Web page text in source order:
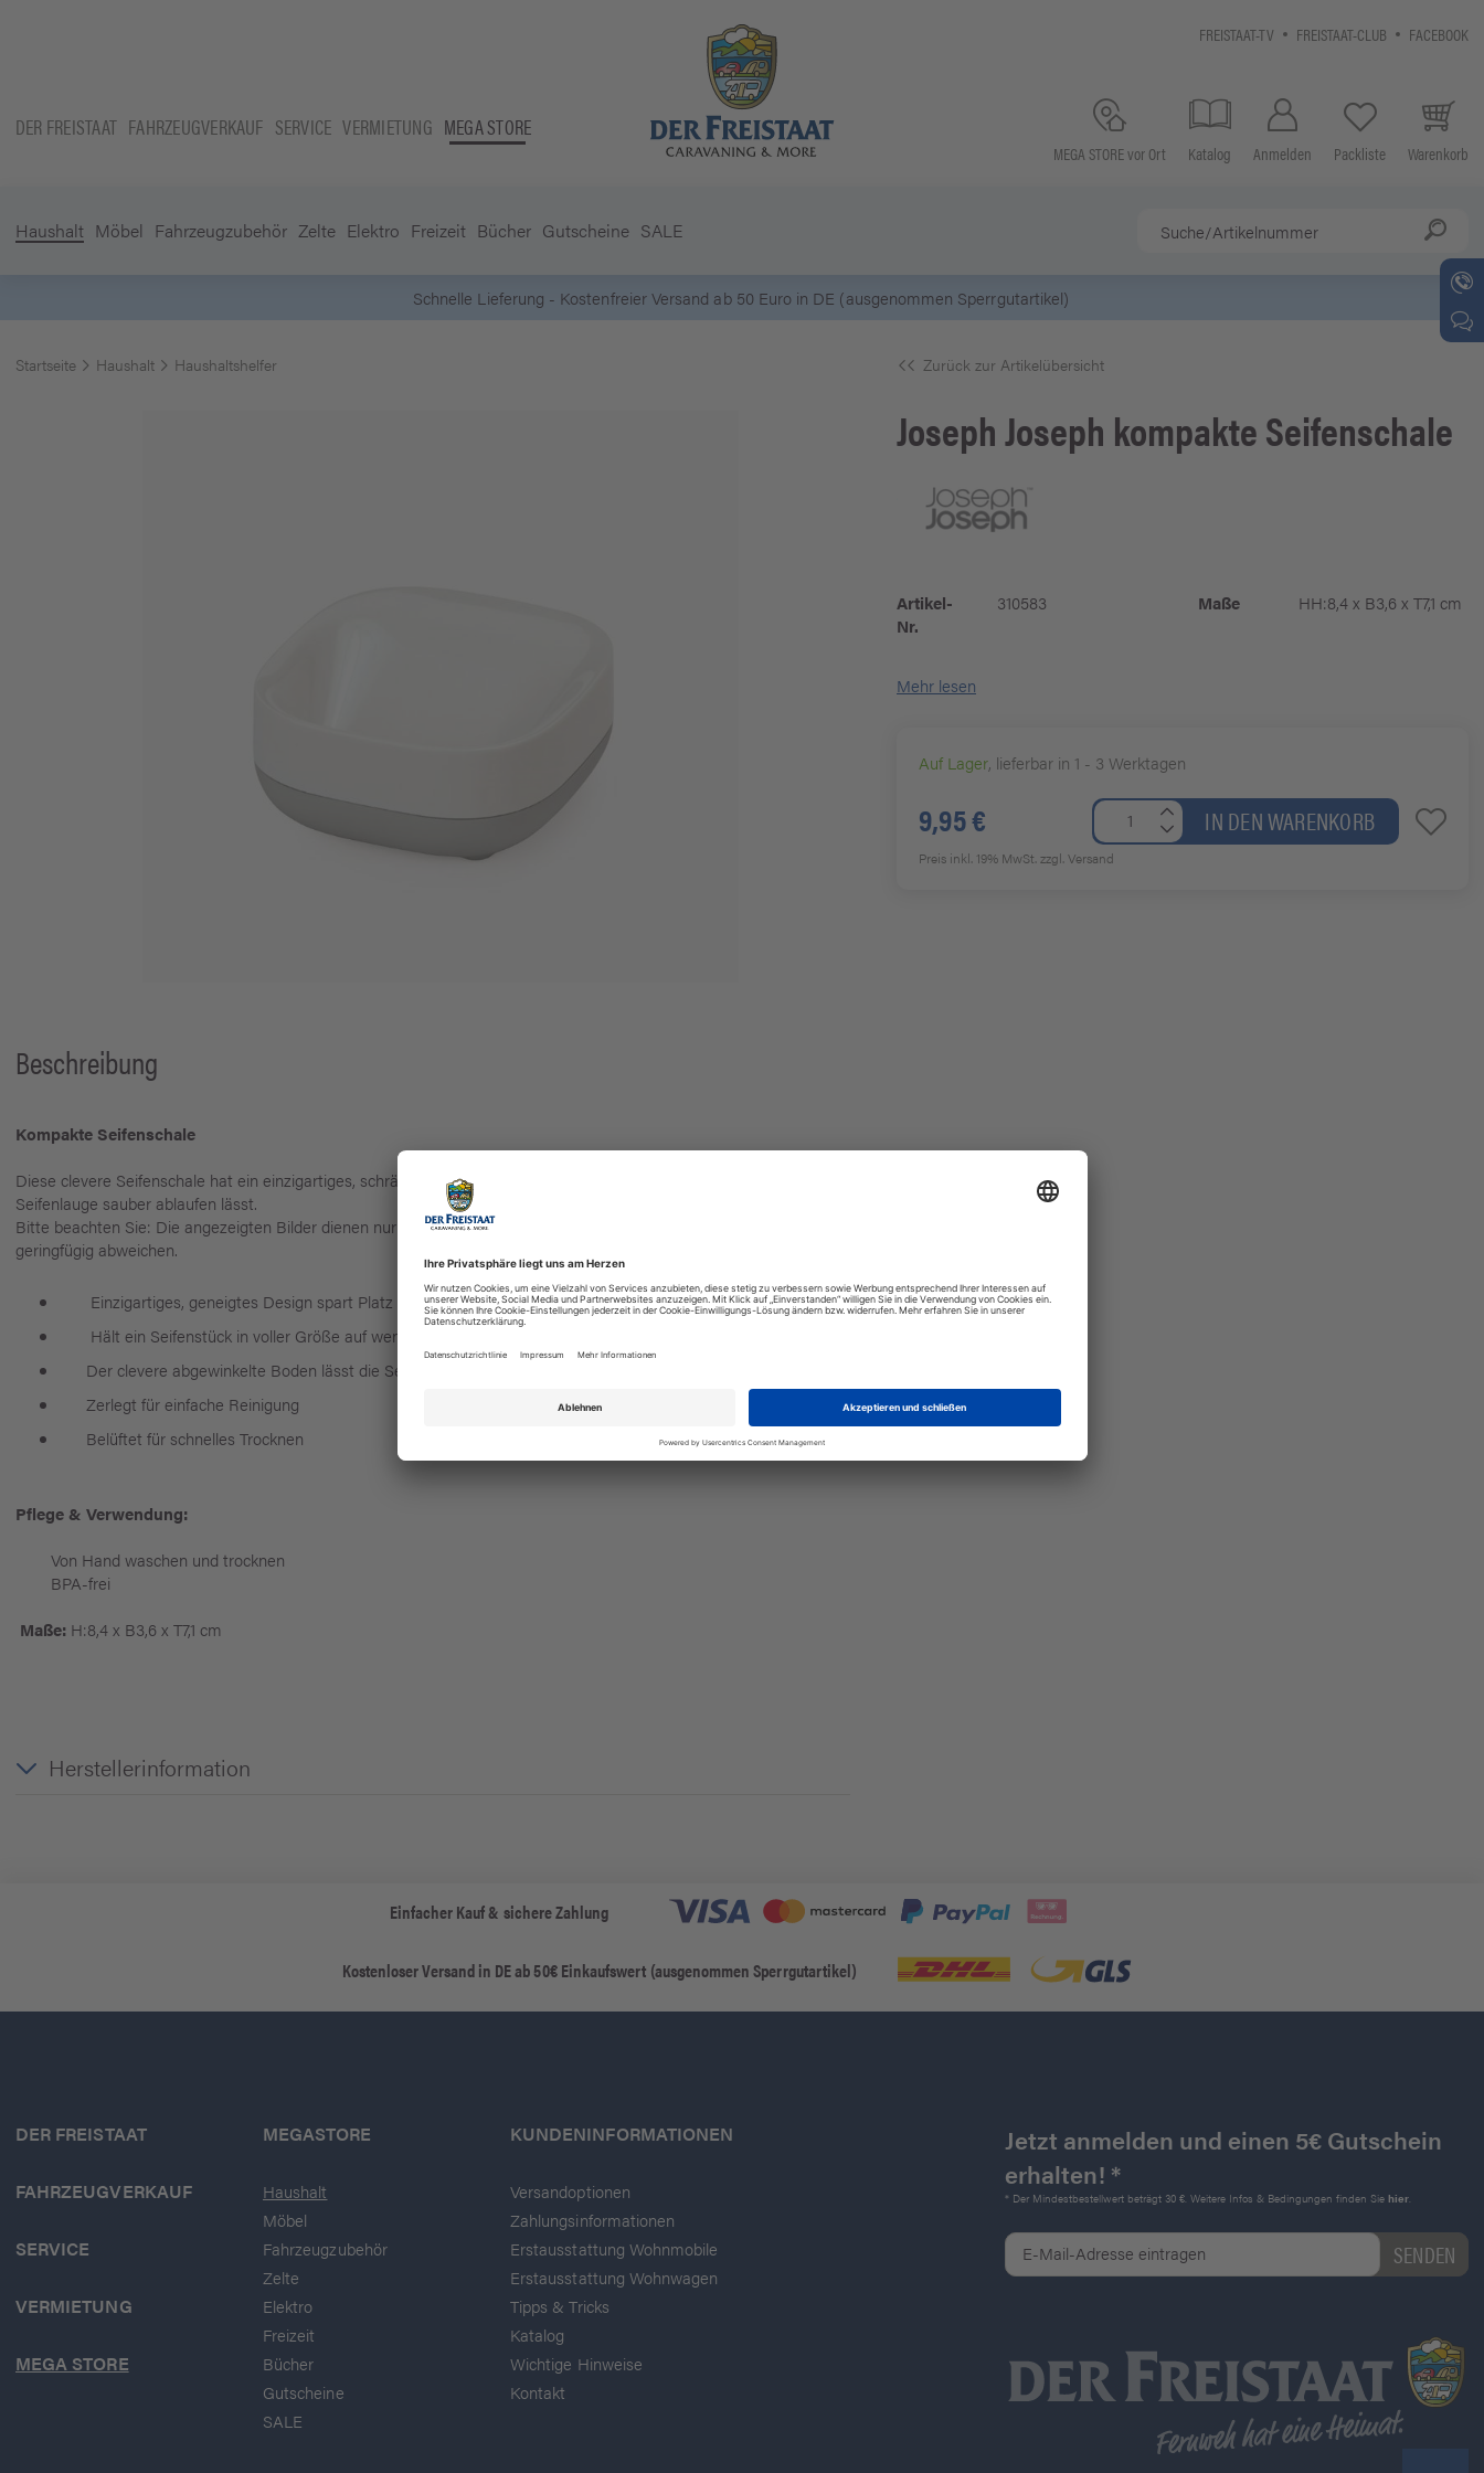
FREISTAAT-TV FREISTAAT-CLUB FACEBOOK
DER FREISTAAT FAHRZEUGVERKAUF SERVICE VERMIETUNG MEGA STORE
MEGA STORE vor Ort Katalog Anmelden Packliste Warenkorb
Haushalt Möbel Fahrzeugzubehör Zelte Elektro Freizeit Bücher Gutscheine SALE
Schnelle Lieferung - Kostenfreier Versand ab 50 Euro in DE (ausgenommen Sperrgutartikel)
Startseite Haushalt Haushaltshelfer Zurück zur Artikelübersicht
Joseph Joseph kompakte Seifenschale
Artikel-
Nr.
310583 Maße HH:8,4 x B3,6 x T7,1 cm
Mehr lesen
Auf Lager, lieferbar in 1 - 3 Werktagen
9,95 € IN DEN WARENKORB
Preis inkl. 19% MwSt.zzgl. Versand
Beschreibung
Kompakte Seifenschale
Diese clevere Seifenschale hat ein einzigartiges, schräges Design, das Platz spart und überschüssiges Wasser oder
Seifenlauge sauber ablaufen lässt.
Bitte beachten Sie: Die angezeigten Bilder dienen nur zur Veranschaulichung. Die Farbe der erhaltenen Ware kann
geringfügig abweichen.
Einzigartiges, geneigtes Design spart Platz
Hält ein Seifenstück in voller Größe auf weniger Platz
Der clevere abgewinkelte Boden lässt die Seife ablaufen
Zerlegt für einfache Reinigung
Belüftet für schnelles Trocknen
Pflege & Verwendung:
Von Hand waschen und trocknen
BPA-frei
Maße: H:8,4 x B3,6 x T7,1 cm
Herstellerinformation
Einfacher Kauf & sichere Zahlung
Kostenloser Versand in DE ab 50€ Einkaufswert (ausgenommen Sperrgutartikel)
DER FREISTAAT
FAHRZEUGVERKAUF
SERVICE
VERMIETUNG
MEGA STORE
MEGASTORE
Haushalt
Möbel
Fahrzeugzubehör
Zelte
Elektro
Freizeit
Bücher
Gutscheine
SALE
KUNDENINFORMATIONEN
Versandoptionen
Zahlungsinformationen
Erstausstattung Wohnmobile
Erstausstattung Wohnwagen
Tipps & Tricks
Katalog
Wichtige Hinweise
Kontakt
Jetzt anmelden und einen 5€ Gutschein
erhalten! *
* Der Mindestbestellwert beträgt 30 €. Weitere Infos & Bedingungen finden Sie hier.